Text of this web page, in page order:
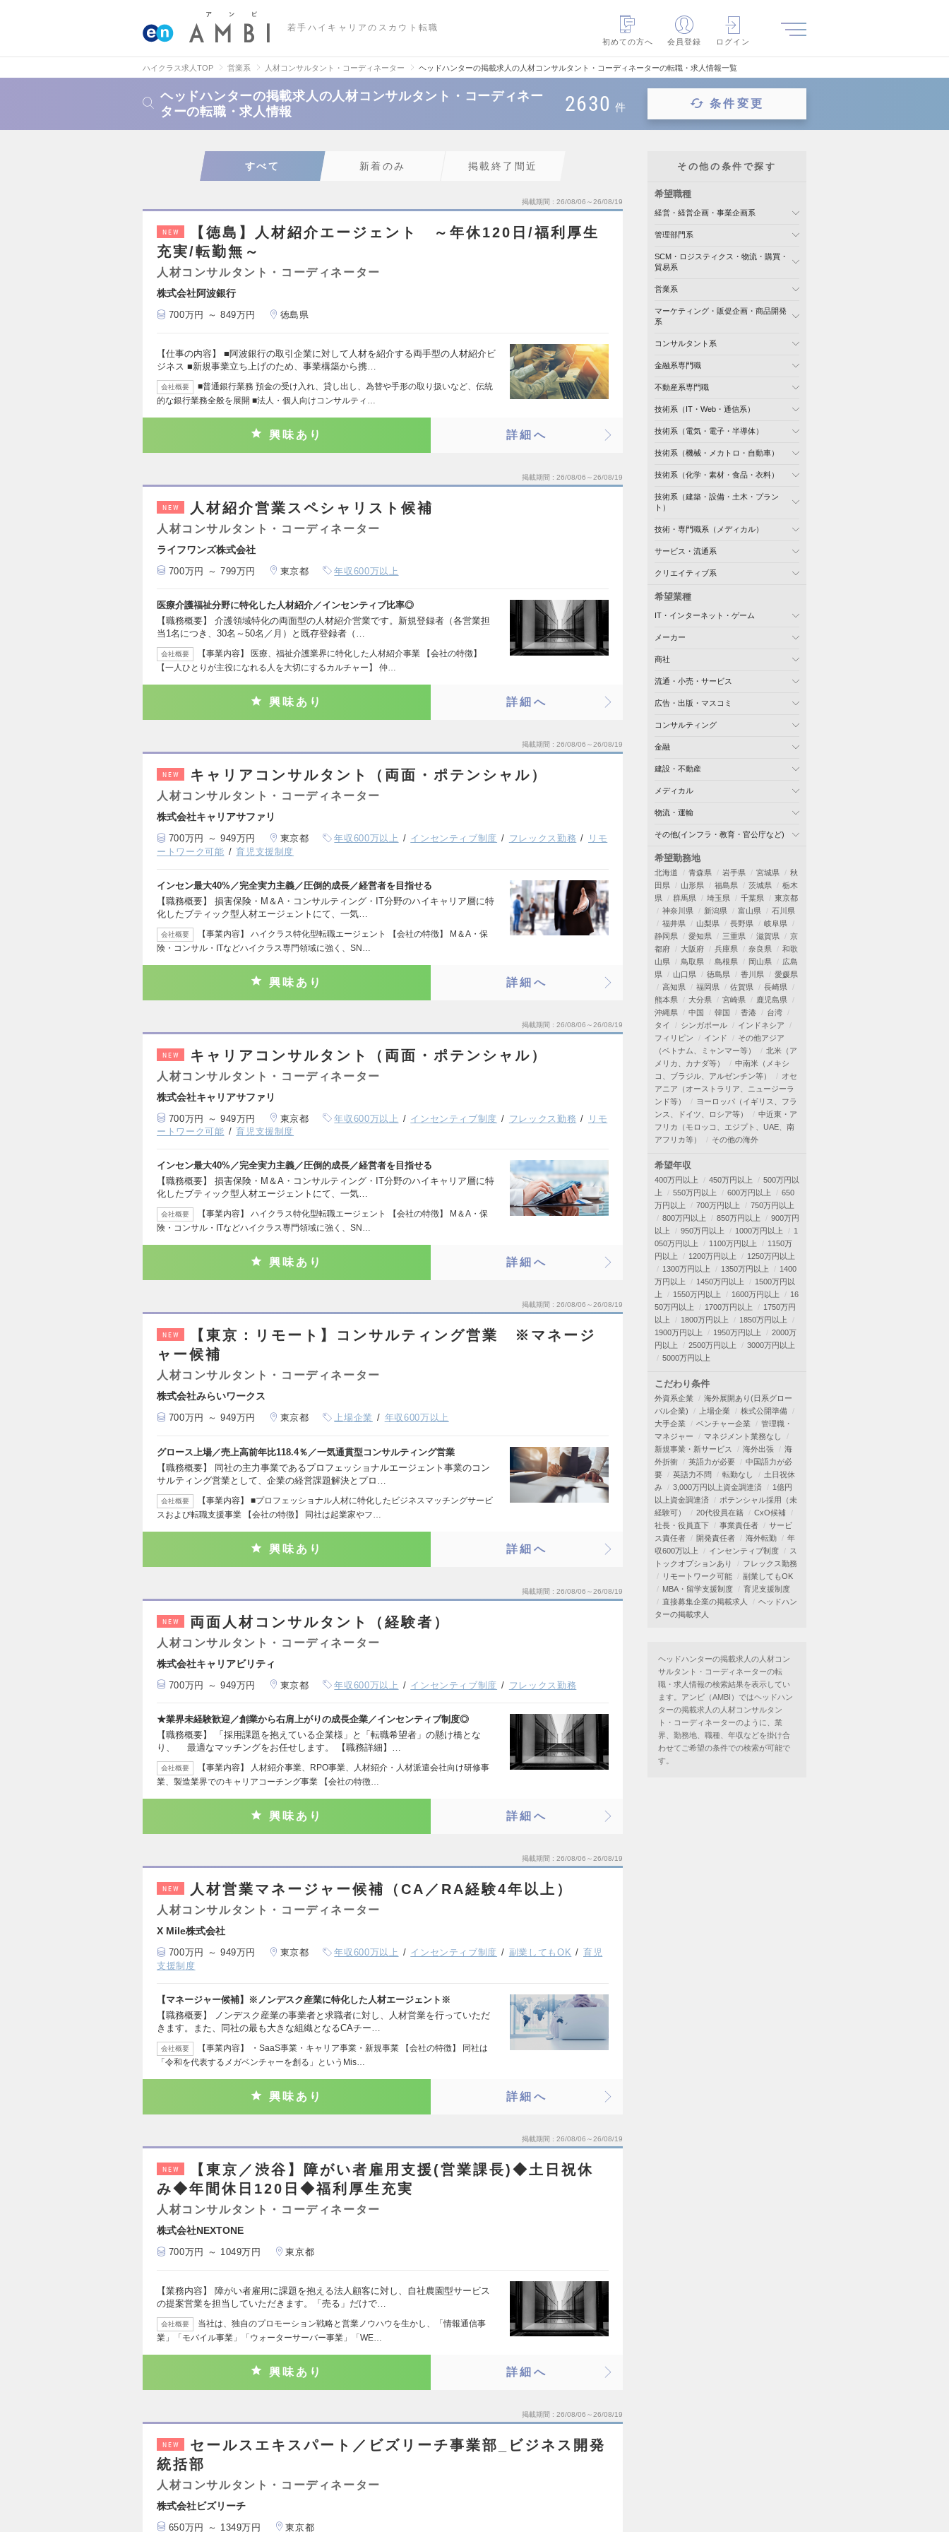
若手ハイキャリアのスカウト転職
初めての方へ
会員登録 ログイン
ハイクラス求人TOP 営業系 人材コンサルタント・コーディネーター ヘッドハンターの掲載求人の人材コンサルタント・コーディネーターの転職・求人情報一覧
ヘッドハンターの掲載求人の人材コンサルタント・コーディネー
ターの転職・求人情報
2630 件 条件変更
すべて 新着のみ 掲載終了間近
掲載期間 26/08/06～26/08/19
NEW
【徳島】人材紹介エージェント ～年休120日/福利厚生
充実/転勤無～
人材コンサルタント・コーディネーター
株式会社阿波銀行
700万円 ～ 849万円 徳島県
【仕事の内容】 ■阿波銀行の取引企業に対して人材を紹介する両手型の人材紹介ビ
ジネス ■新規事業立ち上げのため、事業構築から携…
会社概要
■普通銀行業務 預金の受け入れ、貸し出し、為替や手形の取り扱いなど、伝統
的な銀行業務全般を展開 ■法人・個人向けコンサルティ…
興味あり 詳細へ
掲載期間 26/08/06～26/08/19
NEW 人材紹介営業スペシャリスト候補
人材コンサルタント・コーディネーター
ライフワンズ株式会社
700万円 ～ 799万円 東京都 年収600万以上
医療介護福祉分野に特化した人材紹介／インセンティブ比率◎
【職務概要】 介護領域特化の両面型の人材紹介営業です。新規登録者（各営業担
当1名につき、30名～50名／月）と既存登録者（…
会社概要
【事業内容】 医療、福祉介護業界に特化した人材紹介事業 【会社の特徴】
【一人ひとりが主役になれる人を大切にするカルチャー】 仲…
興味あり 詳細へ
掲載期間 26/08/06～26/08/19
NEW キャリアコンサルタント（両面・ポテンシャル）
人材コンサルタント・コーディネーター
株式会社キャリアサファリ
700万円 ～ 949万円 東京都 年収600万以上 インセンティブ制度 フレックス勤務
リモ
ートワーク可能
育児支援制度
インセン最大40%／完全実力主義／圧倒的成長／経営者を目指せる
【職務概要】 損害保険・M＆A・コンサルティング・IT分野のハイキャリア層に特
化したブティック型人材エージェントにて、一気…
会社概要
【事業内容】 ハイクラス特化型転職エージェント 【会社の特徴】 M＆A・保
険・コンサル・ITなどハイクラス専門領域に強く、SN…
興味あり 詳細へ
掲載期間 26/08/06～26/08/19
NEW キャリアコンサルタント（両面・ポテンシャル）
人材コンサルタント・コーディネーター
株式会社キャリアサファリ
700万円 ～ 949万円 東京都 年収600万以上 インセンティブ制度 フレックス勤務
リモ
ートワーク可能
育児支援制度
インセン最大40%／完全実力主義／圧倒的成長／経営者を目指せる
【職務概要】 損害保険・M＆A・コンサルティング・IT分野のハイキャリア層に特
化したブティック型人材エージェントにて、一気…
会社概要
【事業内容】 ハイクラス特化型転職エージェント 【会社の特徴】 M＆A・保
険・コンサル・ITなどハイクラス専門領域に強く、SN…
興味あり 詳細へ
掲載期間 26/08/06～26/08/19
NEW
【東京：リモート】コンサルティング営業 ※マネージ
ャー候補
人材コンサルタント・コーディネーター
株式会社みらいワークス
700万円 ～ 949万円 東京都 上場企業 年収600万以上
グロース上場／売上高前年比118.4％／一気通貫型コンサルティング営業
【職務概要】 同社の主力事業であるプロフェッショナルエージェント事業のコン
サルティング営業として、企業の経営課題解決とプロ…
会社概要
【事業内容】 ■プロフェッショナル人材に特化したビジネスマッチングサービ
スおよび転職支援事業 【会社の特徴】 同社は起業家やフ…
興味あり 詳細へ
掲載期間 26/08/06～26/08/19
NEW 両面人材コンサルタント（経験者）
人材コンサルタント・コーディネーター
株式会社キャリアビリティ
700万円 ～ 949万円 東京都 年収600万以上 インセンティブ制度 フレックス勤務
★業界未経験歓迎／創業から右肩上がりの成長企業／インセンティブ制度◎
【職務概要】 「採用課題を抱えている企業様」と「転職希望者」の懸け橋とな
り、 最適なマッチングをお任せします。 【職務詳細】…
会社概要
【事業内容】 人材紹介事業、RPO事業、人材紹介・人材派遣会社向け研修事
業、製造業界でのキャリアコーチング事業 【会社の特徴…
興味あり 詳細へ
掲載期間 26/08/06～26/08/19
NEW 人材営業マネージャー候補（CA／RA経験4年以上）
人材コンサルタント・コーディネーター
X Mile株式会社
700万円 ～ 949万円 東京都 年収600万以上 インセンティブ制度 副業してもOK
育児
支援制度
【マネージャー候補】※ノンデスク産業に特化した人材エージェント※
【職務概要】 ノンデスク産業の事業者と求職者に対し、人材営業を行っていただ
きます。また、同社の最も大きな組織となるCAチー…
会社概要
【事業内容】 ・SaaS事業・キャリア事業・新規事業 【会社の特徴】 同社は
「令和を代表するメガベンチャーを創る」というMis…
興味あり 詳細へ
掲載期間 26/08/06～26/08/19
NEW
【東京／渋谷】障がい者雇用支援(営業課長)◆土日祝休
み◆年間休日120日◆福利厚生充実
人材コンサルタント・コーディネーター
株式会社NEXTONE
700万円 ～ 1049万円 東京都
【業務内容】 障がい者雇用に課題を抱える法人顧客に対し、自社農園型サービス
の提案営業を担当していただきます。「売る」だけで…
会社概要
当社は、独自のプロモーション戦略と営業ノウハウを生かし、「情報通信事
業」「モバイル事業」「ウォーターサーバー事業」「WE…
興味あり 詳細へ
掲載期間 26/08/06～26/08/19
NEW
セールスエキスパート／ビズリーチ事業部_ビジネス開発
統括部
人材コンサルタント・コーディネーター
株式会社ビズリーチ
650万円 ～ 1349万円 東京都
その他の条件で探す
希望職種
経営・経営企画・事業企画系
管理部門系
SCM・ロジスティクス・物流・購買・
貿易系
営業系
マーケティング・販促企画・商品開発
系
コンサルタント系
金融系専門職
不動産系専門職
技術系（IT・Web・通信系）
技術系（電気・電子・半導体）
技術系（機械・メカトロ・自動車）
技術系（化学・素材・食品・衣料）
技術系（建築・設備・土木・プラン
ト）
技術・専門職系（メディカル）
サービス・流通系
クリエイティブ系
希望業種
IT・インターネット・ゲーム
メーカー
商社
流通・小売・サービス
広告・出版・マスコミ
コンサルティング
金融
建設・不動産
メディカル
物流・運輸
その他(インフラ・教育・官公庁など)
希望勤務地
北海道 青森県 岩手県 宮城県
秋
田県
山形県 福島県 茨城県
栃木
県
群馬県 埼玉県 千葉県
東京都
神奈川県
新潟県 富山県
石川県
福井県
山梨県 長野県
岐阜県
静岡県
愛知県 三重県 滋賀県
京
都府
大阪府 兵庫県 奈良県
和歌
山県
鳥取県 島根県 岡山県
広島
県
山口県 徳島県 香川県
愛媛県
高知県
福岡県 佐賀県
長崎県
熊本県
大分県 宮崎県
鹿児島県
沖縄県
中国 韓国 香港
台湾
タイ
シンガポール
インドネシア
フィリピン
インド
その他アジア
（ベトナム、ミャンマー等）
北米（ア
メリカ、カナダ等）
中南米（メキシ
コ、ブラジル、アルゼンチン等）
オセ
アニア（オーストラリア、ニュージーラ
ンド等）
ヨーロッパ（イギリス、フラ
ンス、ドイツ、ロシア等）
中近東・ア
フリカ（モロッコ、エジプト、UAE、南
アフリカ等）
その他の海外
希望年収
400万円以上 450万円以上
500万円以
上
550万円以上 600万円以上
650
万円以上
700万円以上
750万円以上
800万円以上
850万円以上
900万円
以上
950万円以上 1000万円以上
1
050万円以上
1100万円以上
1150万
円以上
1200万円以上
1250万円以上
1300万円以上
1350万円以上
1400
万円以上
1450万円以上
1500万円以
上
1550万円以上 1600万円以上
16
50万円以上
1700万円以上
1750万円
以上
1800万円以上
1850万円以上
1900万円以上
1950万円以上
2000万
円以上
2500万円以上
3000万円以上
5000万円以上
こだわり条件
外資系企業
海外展開あり(日系グロー
バル企業)
上場企業
株式公開準備
大手企業
ベンチャー企業
管理職・
マネジャー
マネジメント業務なし
新規事業・新サービス
海外出張
海
外折衝
英語力が必要
中国語力が必
要
英語力不問 転勤なし
土日祝休
み
3,000万円以上資金調達済
1億円
以上資金調達済
ポテンシャル採用（未
経験可）
20代役員在籍
CxO候補
社長・役員直下
事業責任者
サービ
ス責任者
開発責任者 海外転勤
年
収600万以上
インセンティブ制度
ス
トックオプションあり
フレックス勤務
リモートワーク可能
副業してもOK
MBA・留学支援制度
育児支援制度
直接募集企業の掲載求人
ヘッドハン
ターの掲載求人
ヘッドハンターの掲載求人の人材コン
サルタント・コーディネーターの転
職・求人情報の検索結果を表示してい
ます。アンビ（AMBI）ではヘッドハン
ターの掲載求人の人材コンサルタン
ト・コーディネーターのように、業
界、勤務地、職種、年収などを掛け合
わせてご希望の条件での検索が可能で
す。